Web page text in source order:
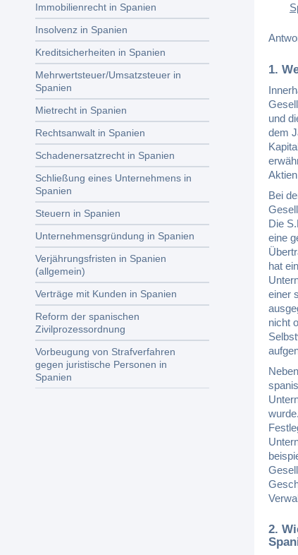
Immobilienrecht in Spanien
Insolvenz in Spanien
Kreditsicherheiten in Spanien
Mehrwertsteuer/Umsatzsteuer in
Spanien
Mietrecht in Spanien
Rechtsanwalt in Spanien
Schadenersatzrecht in Spanien
Schließung eines Unternehmens in
Spanien
Steuern in Spanien
Unternehmensgründung in Spanien
Verjährungsfristen in Spanien
(allgemein)
Verträge mit Kunden in Spanien
Reform der spanischen
Zivilprozessordnung
Vorbeugung von Strafverfahren
gegen juristische Personen in
Spanien
1.
und
dem
Bei
Die
eine
hat
einer
nicht
2.